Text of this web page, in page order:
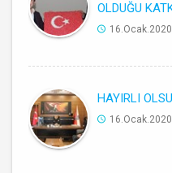
OLDUĞU
HAYIRLI